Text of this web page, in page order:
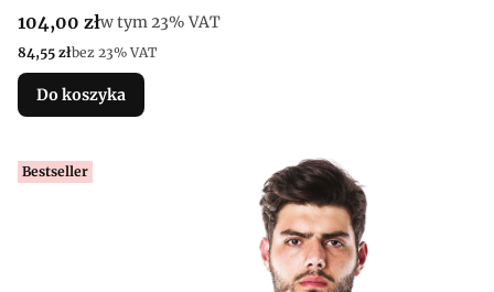
Cena brutto
104,00 złw tym %s VAT
w tym23% VAT
Cena netto
84,55 złbez 23% VAT
Do koszyka
Bestseller